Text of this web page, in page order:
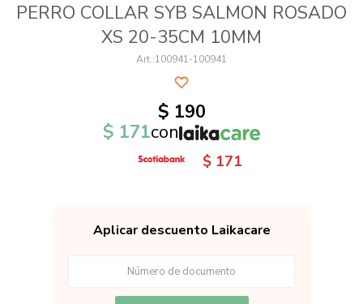
PERRO COLLAR SYB SALMON ROSADO
XS 20-35CM 10MM
100941-100941
$ 190
$ 171con
$ 171
Aplicar descuento Laikacare